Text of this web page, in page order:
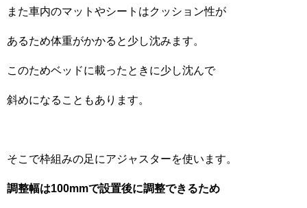
また車内のマットやシートはクッション性が
あるため体重がかかると少し沈みます。
このためベッドに載ったときに少し沈んで
斜めになることもあります。
そこで枠組みの足にアジャスターを使います。
調整幅は100mmで設置後に調整できるため